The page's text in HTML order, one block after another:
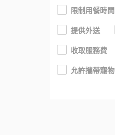
限制用餐時間
提供外送
收取服務費
允許攜帶寵物